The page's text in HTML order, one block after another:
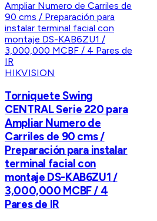
HIKVISION
Torniquete Swing
CENTRAL Serie 220 para
Ampliar Numero de
Carriles de 90 cms /
Preparación para instalar
terminal facial con
montaje DS-KAB6ZU1 /
3,000,000 MCBF / 4
Pares de IR